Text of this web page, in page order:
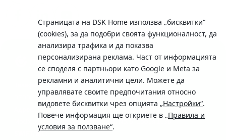
Страницата на DSK Home използва „бисквитки“
(cookies), за да подобри своята функционалност, да
анализира трафика и да показва
персонализирана реклама. Част от информацията
се споделя с партньори като Google и Meta за
рекламни и аналитични цели. Можете да
управлявате своите предпочитания относно
видовете бисквитки чрез опцията „Настройки“.
Повече информация ще откриете в „Правила и
условия за ползване“.
Телефон:
0700 10 375 / *2375
Московска No.19 / ул. Г. Бенковски No. 5, София 1036
SWIFT/BIC: